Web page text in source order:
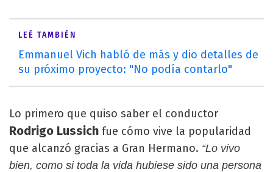
LEÉ TAMBIÉN
Emmanuel Vich habló de más y dio detalles de
su próximo proyecto: "No podía contarlo"
Lo primero que quiso saber el conductor
Rodrigo Lussich fue cómo vive la popularidad
que alcanzó gracias a Gran Hermano. “Lo vivo
bien, como si toda la vida hubiese sido una persona